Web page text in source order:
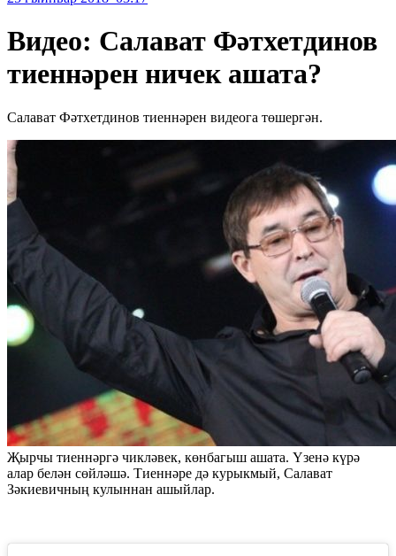
Видео: Салават Фәтхетдинов
тиеннәрен ничек ашата?
Салават Фәтхетдинов тиеннәрен видеога төшергән.
Җырчы тиеннәргә чикләвек, көнбагыш ашата. Үзенә күрә
алар белән сөйләшә. Тиеннәре дә курыкмый, Салават
Зәкиевичның кулыннан ашыйлар.